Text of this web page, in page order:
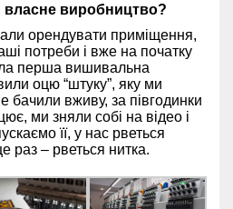
власне виробництво?
орендувати приміщення,
потреби і вже на початку
перша вишивальна
оцю “штуку”, яку ми
бачили вживу, за півгодинки
ми зняли собі на відео і
її, у нас рветься
раз – рветься нитка.